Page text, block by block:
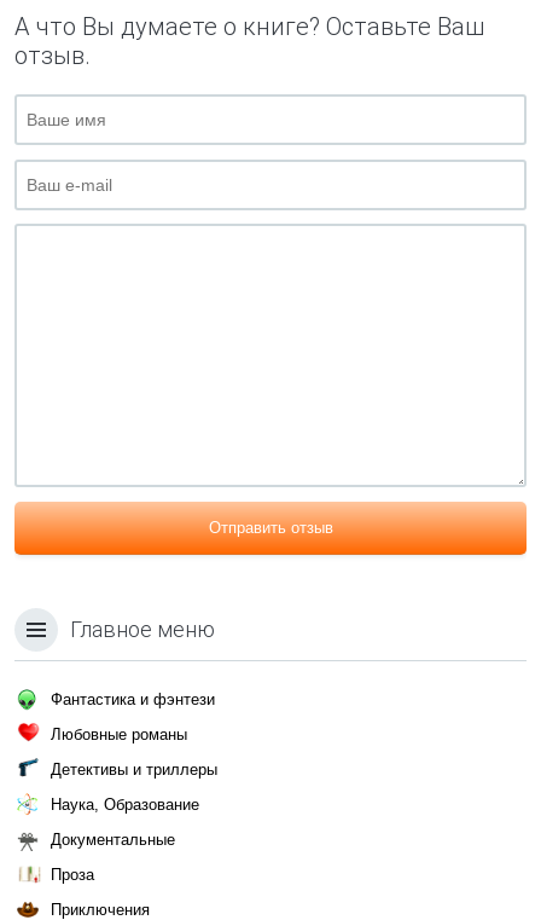
А что Вы думаете о книге? Оставьте Ваш
отзыв.
Отправить отзыв
Главное меню
Фантастика и фэнтези
Любовные романы
Детективы и триллеры
Наука, Образование
Документальные
Проза
Приключения